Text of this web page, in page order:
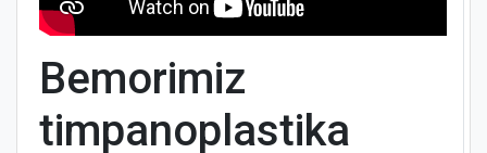
Bemorimiz
timpanoplastika